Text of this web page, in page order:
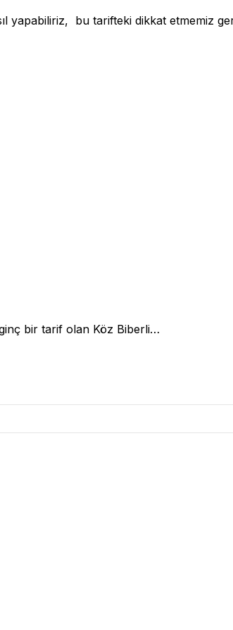
yapabiliriz, bu tarifteki dikkat etmemiz
bir tarif olan Köz Biberli…